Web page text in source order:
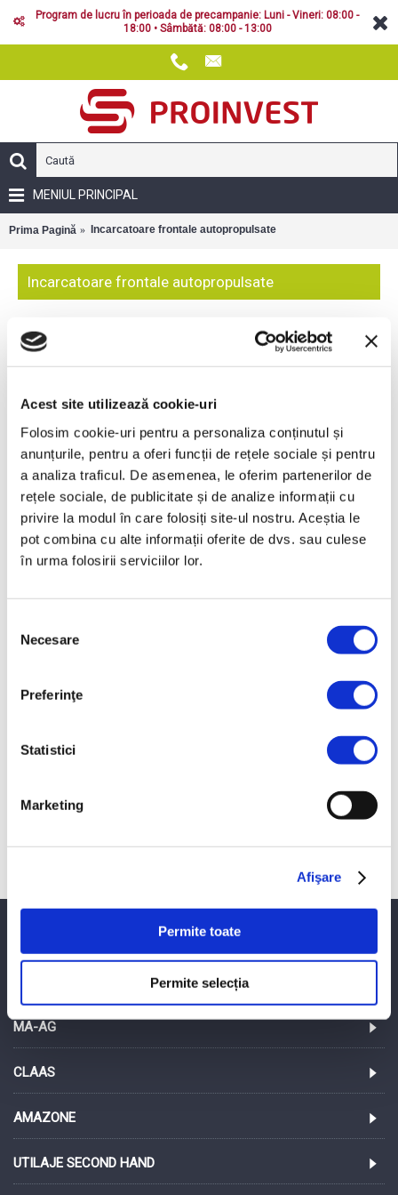
Acest site utilizează cookie-uri
Folosim cookie-uri pentru a personaliza conținutul și
anunțurile, pentru a oferi funcții de rețele sociale și pentru
a analiza traficul. De asemenea, le oferim partenerilor de
rețele sociale, de publicitate și de analize informații cu
privire la modul în care folosiți site-ul nostru. Aceștia le
pot combina cu alte informații oferite de dvs. sau culese
în urma folosirii serviciilor lor.
consimțământului
Necesare
Preferinţe
Statistici
Marketing
Afişare
Permite toate
Permite selecția
Program de lucru în perioada de precampanie: Luni - Vineri: 08:00 -
18:00 • Sâmbătă: 08:00 - 13:00
MENIUL PRINCIPAL
Prima Pagină Incarcatoare frontale autopropulsate
Incarcatoare frontale autopropulsate
MA-AG
CLAAS
AMAZONE
UTILAJE SECOND HAND